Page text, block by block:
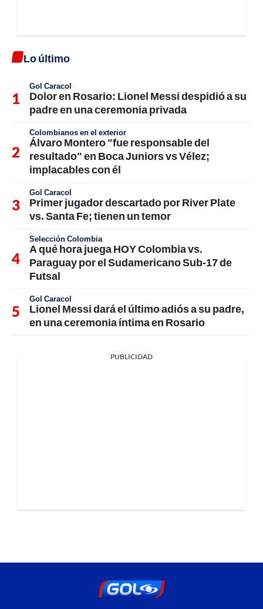
Lo último
Gol Caracol
Dolor en Rosario: Lionel Messi despidió a su
padre en una ceremonia privada
Colombianos en el exterior
Álvaro Montero "fue responsable del
resultado" en Boca Juniors vs Vélez;
implacables con él
Gol Caracol
Primer jugador descartado por River Plate
vs. Santa Fe; tienen un temor
Selección Colombia
A qué hora juega HOY Colombia vs.
Paraguay por el Sudamericano Sub-17 de
Futsal
Gol Caracol
Lionel Messi dará el último adiós a su padre,
en una ceremonia íntima en Rosario
PUBLICIDAD